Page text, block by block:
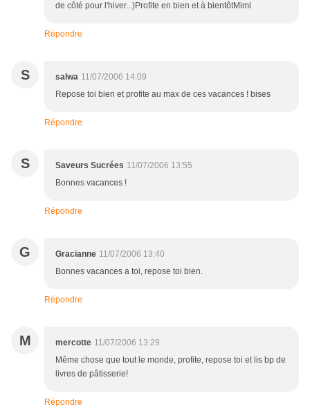
de côté pour l'hiver...)Profite en bien et à bientôtMimi
Répondre
S salwa 11/07/2006 14:09
Repose toi bien et profite au max de ces vacances ! bises
Répondre
S Saveurs Sucrées 11/07/2006 13:55
Bonnes vacances !
Répondre
G Gracianne 11/07/2006 13:40
Bonnes vacances a toi, repose toi bien.
Répondre
M mercotte 11/07/2006 13:29
Même chose que tout le monde, profite, repose toi et lis bp de
livres de pâtisserie!
Répondre